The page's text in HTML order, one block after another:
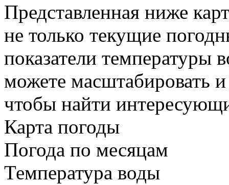
Представленная ниже
не только текущие
показатели
можете масштабировать
чтобы найти
Карта погоды
Погода по месяцам
Температура воды